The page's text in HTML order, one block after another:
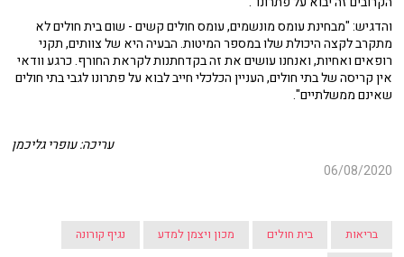
והדגיש: "מבחינת עומס מונשמים, עומס חולים קשים - שום בית חולים לא
מתקרב לקצה היכולת שלו במספר המיטות. הבעיה היא של צוותים, תקני
רופאים ואחיות, ואנחנו עושים את זה בקדחתנות לקראת החורף. כרגע וודאי
אין קריסה של בתי חולים, העניין הכלכלי חייב לבוא על פתרונו לגבי בתי חולים
שאינם ממשלתיים".
עריכה: עופרי גליכמן
06/08/2020
בריאות בית חולים מכון ויצמן למדע
נגיף קורונה